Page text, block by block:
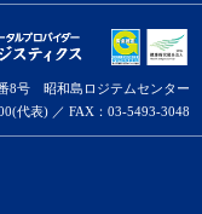
8号 昭和島ロジテムセンター
代表) ／ FAX：03-5493-3048